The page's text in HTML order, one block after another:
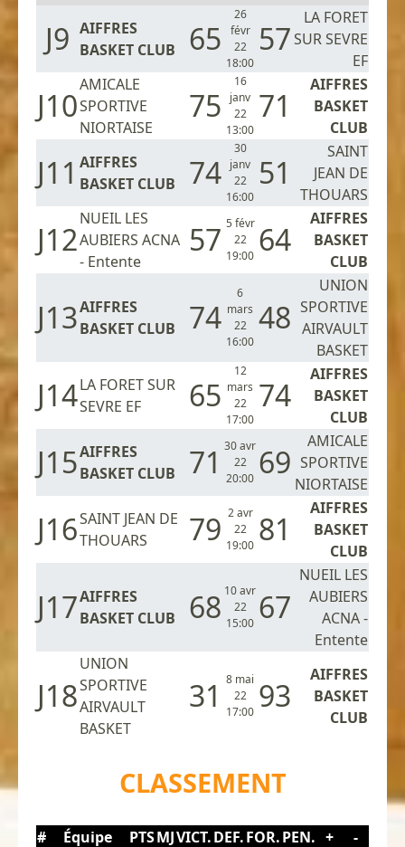
J9 AIFFRES
BASKET CLUB
65
26
févr
22
18:00
57
LA FORET
SUR SEVRE
EF
J10
AMICALE
SPORTIVE
NIORTAISE
75
16
janv
22
13:00
71
AIFFRES
BASKET
CLUB
J11 AIFFRES
BASKET CLUB
74
30
janv
22
16:00
51
SAINT
JEAN DE
THOUARS
J12
NUEIL LES
AUBIERS ACNA
- Entente
57 5 févr
22
19:00 64
AIFFRES
BASKET
CLUB
J13AIFFRES
BASKET CLUB
74
6
mars
22
16:00
48
UNION
SPORTIVE
AIRVAULT
BASKET
J14LA FORET SUR
SEVRE EF
65
12
mars
22
17:00
74
AIFFRES
BASKET
CLUB
J15AIFFRES
BASKET CLUB
71 30 avr
22
20:00 69
AMICALE
SPORTIVE
NIORTAISE
J16SAINT JEAN DE
THOUARS
79 2 avr
22
19:00 81
AIFFRES
BASKET
CLUB
J17AIFFRES
BASKET CLUB
68 10 avr
22
15:00 67
NUEIL LES
AUBIERS
ACNA -
Entente
J18
UNION
SPORTIVE
AIRVAULT
BASKET
31
8 mai
22
17:00 93
AIFFRES
BASKET
CLUB
CLASSEMENT
# Équipe PTSMJVICT.DEF.FOR.PEN. + -